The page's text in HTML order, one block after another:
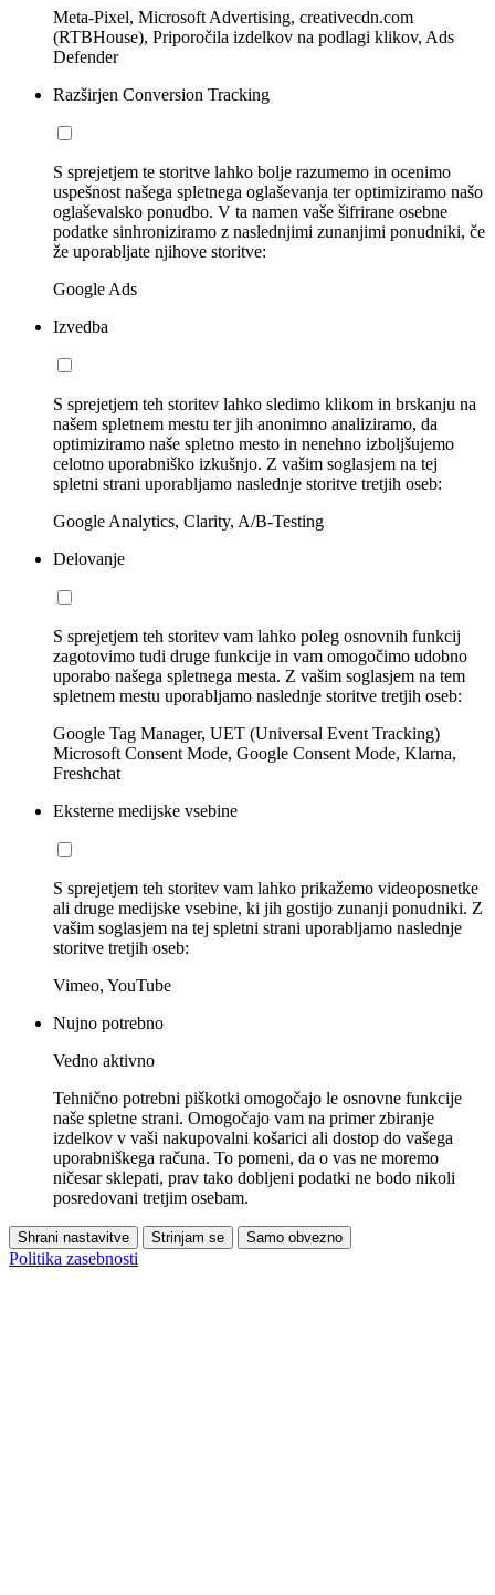
Meta-Pixel, Microsoft Advertising, creativecdn.com
(RTBHouse), Priporočila izdelkov na podlagi klikov, Ads
Defender
Razširjen Conversion Tracking
S sprejetjem te storitve lahko bolje razumemo in ocenimo
uspešnost našega spletnega oglaševanja ter optimiziramo našo
oglaševalsko ponudbo. V ta namen vaše šifrirane osebne
podatke sinhroniziramo z naslednjimi zunanjimi ponudniki, če
že uporabljate njihove storitve:
Google Ads
Izvedba
S sprejetjem teh storitev lahko sledimo klikom in brskanju na
našem spletnem mestu ter jih anonimno analiziramo, da
optimiziramo naše spletno mesto in nenehno izboljšujemo
celotno uporabniško izkušnjo. Z vašim soglasjem na tej
spletni strani uporabljamo naslednje storitve tretjih oseb:
Google Analytics, Clarity, A/B-Testing
Delovanje
S sprejetjem teh storitev vam lahko poleg osnovnih funkcij
zagotovimo tudi druge funkcije in vam omogočimo udobno
uporabo našega spletnega mesta. Z vašim soglasjem na tem
spletnem mestu uporabljamo naslednje storitve tretjih oseb:
Google Tag Manager, UET (Universal Event Tracking)
Microsoft Consent Mode, Google Consent Mode, Klarna,
Freshchat
Eksterne medijske vsebine
S sprejetjem teh storitev vam lahko prikažemo videoposnetke
ali druge medijske vsebine, ki jih gostijo zunanji ponudniki. Z
vašim soglasjem na tej spletni strani uporabljamo naslednje
storitve tretjih oseb:
Vimeo, YouTube
Nujno potrebno
Vedno aktivno
Tehnično potrebni piškotki omogočajo le osnovne funkcije
naše spletne strani. Omogočajo vam na primer zbiranje
izdelkov v vaši nakupovalni košarici ali dostop do vašega
uporabniškega računa. To pomeni, da o vas ne moremo
ničesar sklepati, prav tako dobljeni podatki ne bodo nikoli
posredovani tretjim osebam.
Shrani nastavitve Strinjam se Samo obvezno
Politika zasebnosti